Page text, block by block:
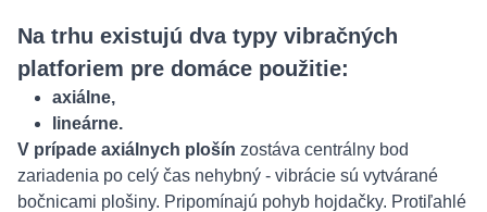
Na trhu existujú dva typy vibračných
platforiem pre domáce použitie:
axiálne,
lineárne.
V prípade axiálnych plošín zostáva centrálny bod
zariadenia po celý čas nehybný - vibrácie sú vytvárané
bočnicami plošiny. Pripomínajú pohyb hojdačky. Protiľahlé